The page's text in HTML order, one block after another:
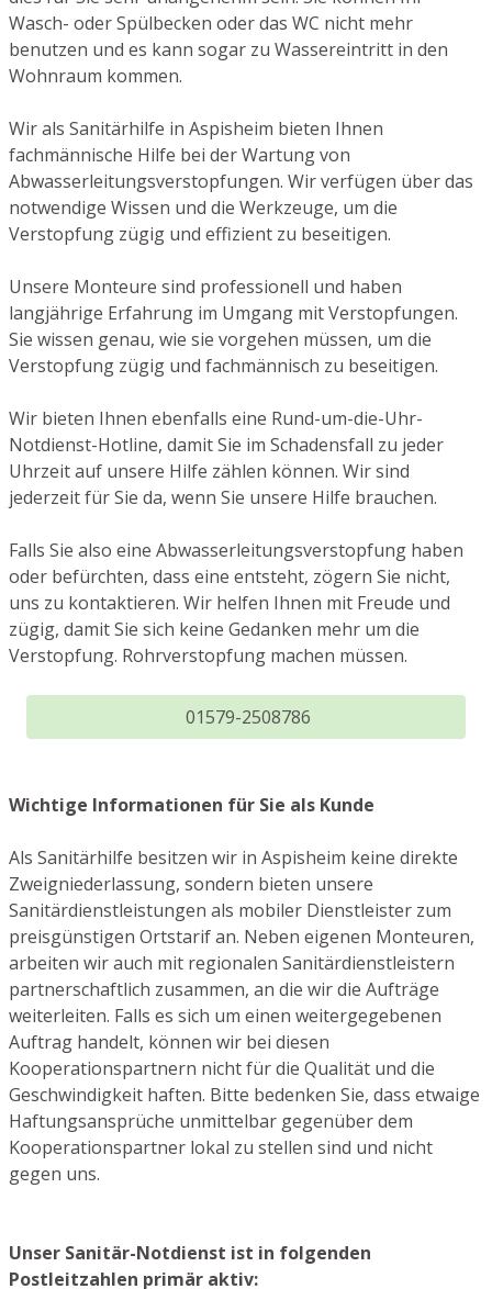
Wasch- oder Spülbecken oder das WC nicht mehr
benutzen und es kann sogar zu Wassereintritt in den
Wohnraum kommen.
Wir als Sanitärhilfe in Aspisheim bieten Ihnen
fachmännische Hilfe bei der Wartung von
Abwasserleitungsverstopfungen. Wir verfügen über das
notwendige Wissen und die Werkzeuge, um die
Verstopfung zügig und effizient zu beseitigen.
Unsere Monteure sind professionell und haben
langjährige Erfahrung im Umgang mit Verstopfungen.
Sie wissen genau, wie sie vorgehen müssen, um die
Verstopfung zügig und fachmännisch zu beseitigen.
Wir bieten Ihnen ebenfalls eine Rund-um-die-Uhr-
Notdienst-Hotline, damit Sie im Schadensfall zu jeder
Uhrzeit auf unsere Hilfe zählen können. Wir sind
jederzeit für Sie da, wenn Sie unsere Hilfe brauchen.
Falls Sie also eine Abwasserleitungsverstopfung haben
oder befürchten, dass eine entsteht, zögern Sie nicht,
uns zu kontaktieren. Wir helfen Ihnen mit Freude und
zügig, damit Sie sich keine Gedanken mehr um die
Verstopfung. Rohrverstopfung machen müssen.
01579-2508786
Wichtige Informationen für Sie als Kunde
Als Sanitärhilfe besitzen wir in Aspisheim keine direkte
Zweigniederlassung, sondern bieten unsere
Sanitärdienstleistungen als mobiler Dienstleister zum
preisgünstigen Ortstarif an. Neben eigenen Monteuren,
arbeiten wir auch mit regionalen Sanitärdienstleistern
partnerschaftlich zusammen, an die wir die Aufträge
weiterleiten. Falls es sich um einen weitergegebenen
Auftrag handelt, können wir bei diesen
Kooperationspartnern nicht für die Qualität und die
Geschwindigkeit haften. Bitte bedenken Sie, dass etwaige
Haftungsansprüche unmittelbar gegenüber dem
Kooperationspartner lokal zu stellen sind und nicht
gegen uns.
Unser Sanitär-Notdienst ist in folgenden
Postleitzahlen primär aktiv: